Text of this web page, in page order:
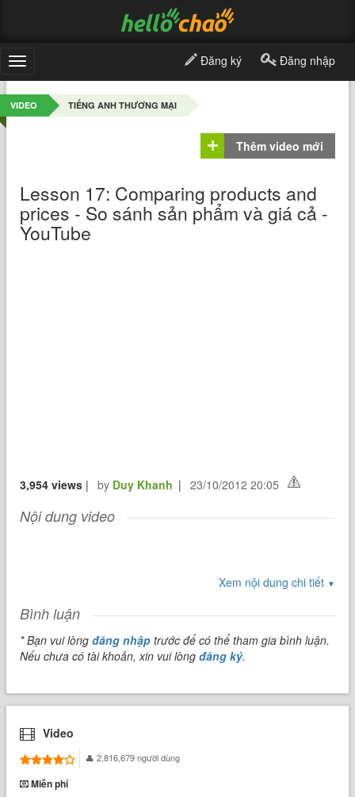
Toggle
navigation
Đăng ký Đăng nhập
VIDEO TIẾNG ANH THƯƠNG MẠI
Thêm video mới
Lesson 17: Comparing products and
prices - So sánh sản phẩm và giá cả -
YouTube
3,954 views | by Duy Khanh | 23/10/2012 20:05
Nội dung video
Xem nội dung chi tiết ▼
Bình luận
* Bạn vui lòngđăng nhập trước để có thể tham gia bình luận.
Nếu chưa có tài khoản, xin vui lòngđăng ký.
Video
2,816,679 người dùng
Miễn phí